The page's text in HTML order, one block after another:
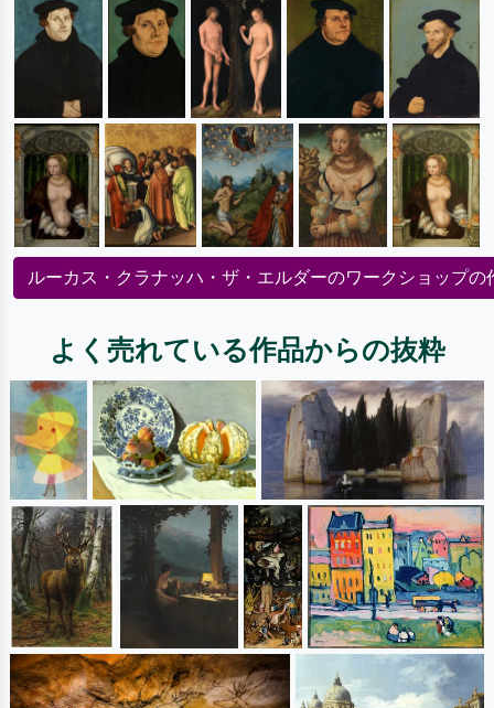
ルーカス・クラナッハ・ザ・エルダーのワークショップの
よく売れている作品からの抜粋